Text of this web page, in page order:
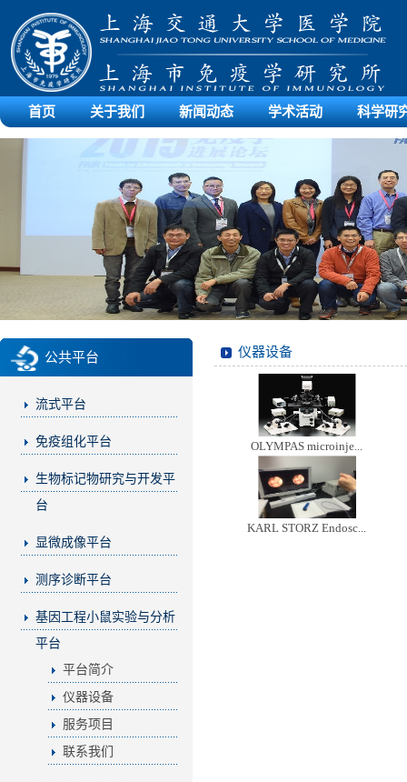
首页 关于我们 新闻动态 学术活动 科学研
公共平台
流式平台
免疫组化平台
生物标记物研究与开发平
台
显微成像平台
测序诊断平台
基因工程小鼠实验与分析
平台
平台简介
仪器设备
服务项目
联系我们
仪器设备
OLYMPAS microinje...
KARL STORZ Endosc...